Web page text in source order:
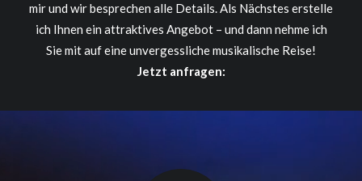
mir und wir besprechen alle Details. Als Nächstes erstelle
ich Ihnen ein attraktives Angebot – und dann nehme ich
Sie mit auf eine unvergessliche musikalische Reise!
Jetzt anfragen: